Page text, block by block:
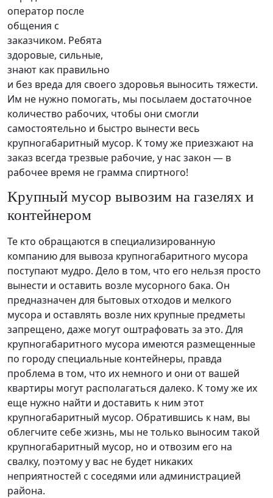
оператор после
общения с
заказчиком. Ребята
здоровые, сильные,
знают как правильно
и без вреда для своего здоровья выносить тяжести.
Им не нужно помогать, мы посылаем достаточное
количество рабочих, чтобы они смогли
самостоятельно и быстро вынести весь
крупногабаритный мусор. К тому же приезжают на
заказ всегда трезвые рабочие, у нас закон — в
рабочее время не грамма спиртного!
Крупный мусор вывозим на газелях и
контейнером
Те кто обращаются в специализированную
компанию для вывоза крупногабаритного мусора
поступают мудро. Дело в том, что его нельзя просто
вынести и оставить возле мусорного бака. Он
предназначен для бытовых отходов и мелкого
мусора и оставлять возле них крупные предметы
запрещено, даже могут оштрафовать за это. Для
крупногабаритного мусора имеются размещенные
по городу специальные контейнеры, правда
проблема в том, что их немного и они от вашей
квартиры могут располагаться далеко. К тому же их
еще нужно найти и доставить к ним этот
крупногабаритный мусор. Обратившись к нам, вы
облегчите себе жизнь, мы не только выносим такой
крупногабаритный мусор, но и отвозим его на
свалку, поэтому у вас не будет никаких
неприятностей с соседями или администрацией
района.